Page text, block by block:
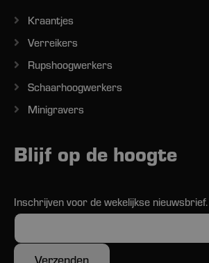
Kraantjes
Verreikers
Rupshoogwerkers
Schaarhoogwerkers
Minigravers
Blijf op de hoogte
Inschrijven voor de wekelijkse nieuwsbrief.